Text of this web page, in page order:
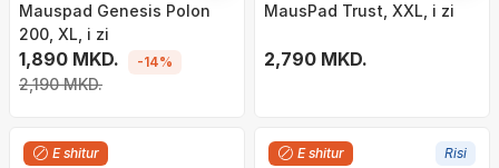
Mauspad Genesis Polon
200, XL, i zi
1,890 MKD.
2,190 MKD.
-14%
MausPad Trust, XXL, i zi
2,790 MKD.
E shitur E shitur Risi